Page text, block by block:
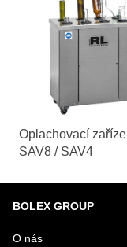
Oplachovací
SAV8 / SAV4
BOLEX GROUP
O nás